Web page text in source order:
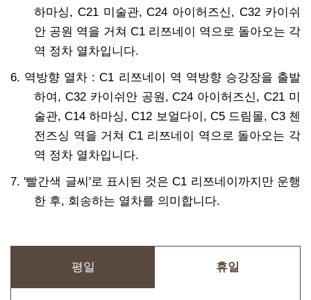
하마싱, C21 미술관, C24 아이허즈신, C32 카이쉬
안 공원 역을 거쳐 C1 리쯔네이 역으로 돌아오는 각
역 정차 열차입니다.
6. 역방향 열차 : C1 리쯔네이 역 역방향 승강장을 출발
하여, C32 카이쉬안 공원, C24 아이허즈신, C21 미
술관, C14 하마싱, C12 보얼다이, C5 드림몰, C3 첸
전즈싱 역을 거쳐 C1 리쯔네이 역으로 돌아오는 각
역 정차 열차입니다.
7. '빨간색 글씨'로 표시된 것은 C1 리쯔네이까지만 운행
한 후, 회송하는 열차를 의미합니다.
평일 휴일